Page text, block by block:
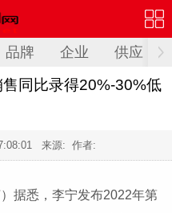
品牌 企业 供应
同比录得20%-30%低
来源: 作者:
据悉，李宁发布2022年第